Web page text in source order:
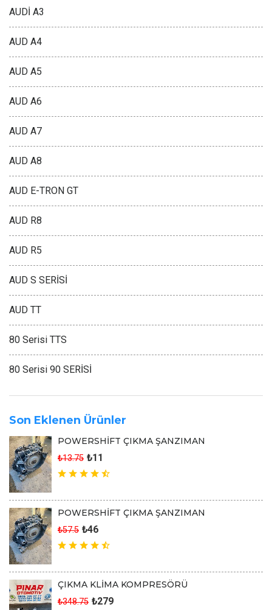
AUDİ A3
AUD A4
AUD A5
AUD A6
AUD A7
AUD A8
AUD E-TRON GT
AUD R8
AUD R5
AUD S SERİSİ
AUD TT
80 Serisi TTS
80 Serisi 90 SERİSİ
Son Eklenen Ürünler
POWERSHİFT ÇIKMA ŞANZIMAN
₺13.75 ₺11
POWERSHİFT ÇIKMA ŞANZIMAN
₺57.5 ₺46
ÇIKMA KLİMA KOMPRESÖRÜ
₺348.75 ₺279